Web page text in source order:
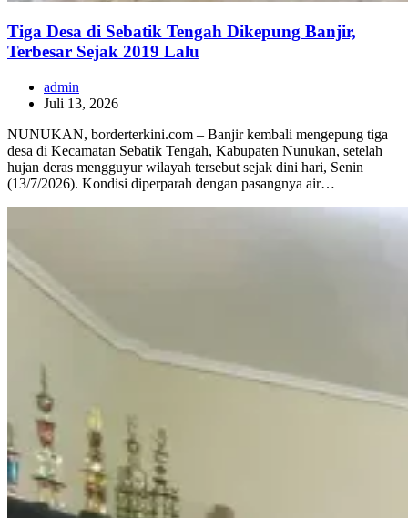
Tiga Desa di Sebatik Tengah Dikepung Banjir,
Terbesar Sejak 2019 Lalu
admin
Juli 13, 2026
NUNUKAN, borderterkini.com – Banjir kembali mengepung tiga
desa di Kecamatan Sebatik Tengah, Kabupaten Nunukan, setelah
hujan deras mengguyur wilayah tersebut sejak dini hari, Senin
(13/7/2026). Kondisi diperparah dengan pasangnya air…